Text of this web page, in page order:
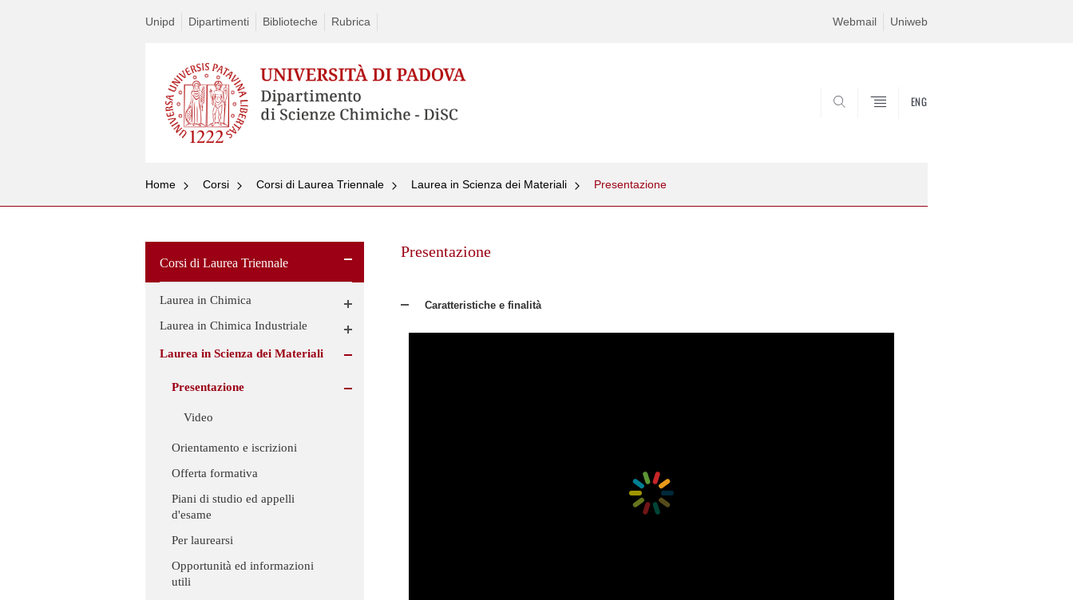
Unipd Dipartimenti Biblioteche Rubrica Webmail Uniweb
ENG
Home Corsi Corsi di Laurea Triennale Laurea in Scienza dei Materiali Presentazione
Corsi di Laurea Triennale
Laurea in Chimica
Laurea in Chimica Industriale
Laurea in Scienza dei Materiali
Presentazione
Video
Orientamento e iscrizioni
Offerta formativa
Piani di studio ed appelli
d'esame
Per laurearsi
Opportunità ed informazioni
utili
to
Presentazione
Caratteristiche e finalità